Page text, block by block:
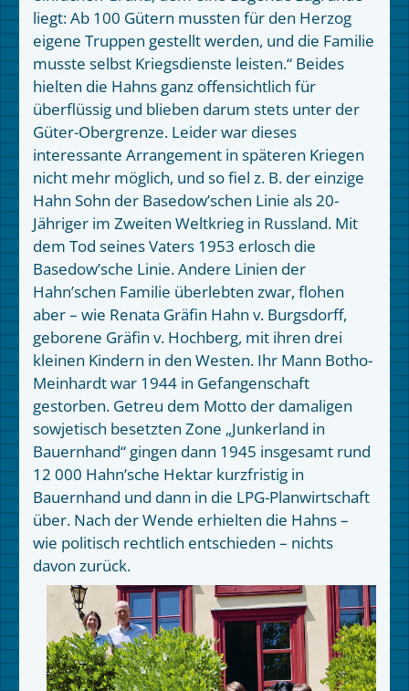
liegt: Ab 100 Gütern mussten für den Herzog
eigene Truppen gestellt werden, und die Familie
musste selbst Kriegsdienste leisten.“ Beides
hielten die Hahns ganz offensichtlich für
überflüssig und blieben darum stets unter der
Güter-Obergrenze. Leider war dieses
interessante Arrangement in späteren Kriegen
nicht mehr möglich, und so fiel z. B. der einzige
Hahn Sohn der Basedow’schen Linie als 20-
Jähriger im Zweiten Weltkrieg in Russland. Mit
dem Tod seines Vaters 1953 erlosch die
Basedow’sche Linie. Andere Linien der
Hahn’schen Familie überlebten zwar, flohen
aber – wie Renata Gräfin Hahn v. Burgsdorff,
geborene Gräfin v. Hochberg, mit ihren drei
kleinen Kindern in den Westen. Ihr Mann Botho-
Meinhardt war 1944 in Gefangenschaft
gestorben. Getreu dem Motto der damaligen
sowjetisch besetzten Zone „Junkerland in
Bauernhand“ gingen dann 1945 insgesamt rund
12 000 Hahn’sche Hektar kurzfristig in
Bauernhand und dann in die LPG-Planwirtschaft
über. Nach der Wende erhielten die Hahns –
wie politisch rechtlich entschieden – nichts
davon zurück.